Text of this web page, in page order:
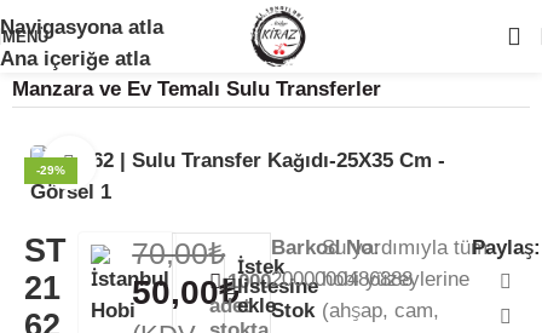
Navigasyona atla
Ana içeriğe atla
🚨ÖNEMLİ DUYURU: Sektörel sezon çalışma takvimimiz nedeniyle
24
Temmuz - 24 Ağustos
tarihleri arasında atölyemiz kapalıdır. 🛒
Sitemizden sipariş vermeye devam edebilirsiniz; tüm kargolarınız
Ağustositibarıyla sırayla kargolanacaktır. 🍒
MENÜ
Ana Sayfa / Kağıt Ürünleri/
Manzara ve Ev Temalı Sulu Transferler
-29% Büyütmek için tıklayın
ST
21
62
70,00₺
50,00₺1000
adet
İstek
listesine
ekle
Barkod No:
2000000486888
Stok
Su yardımıyla tüm
hobi yüzeylerine
(ahşap, cam,
Paylaş: